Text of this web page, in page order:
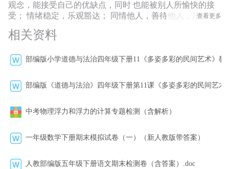
观念，能接受自己的优缺点，同时 也能被别人所愉快的接
受； 情绪稳定，乐观豁达； 同情他人，善待他人，乐于与
中获得乐趣； 智力正常，智商在80以上； 心理行为符合年
为、不理不睬的态度 . 2．蔑视纪律和规范(逃学、出走、抽
行不良 . 1．偷窃与偷窃癖 . 2．不诚实（撒谎） . 3．轻视学
业 . 4．交友不良 三、人际关系困难 1．经常感到孤独，没
害他人来引起注意。 四、个性缺陷 1．自我意识危机 2．情
症、 逃避与退缩行为) 4．希望破灭和退化(感情冷漠症、抑
郁症) 心理状况影响生理状态 . 心理压力 胃溃疡 .
中处于亚健康状态的人比 例占70%，每年有28.7万人死于自
查看更多
相关资料
部编版小学道德与法治四年级下册11《多姿多彩的民间艺术》教
部编版《道德与法治》四年级下册第11课《多姿多彩的民间艺术
中考物理浮力和浮力的计算专题检测（含解析）
一年级数学下册期末模拟试卷（一）（新人教版带答案）
人教部编版五年级下册语文期末检测卷（含答案）.doc